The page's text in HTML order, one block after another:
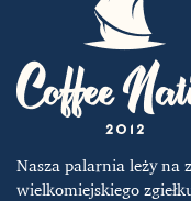
produktu
Nasza palarnia leży na
wielkomiejskiego